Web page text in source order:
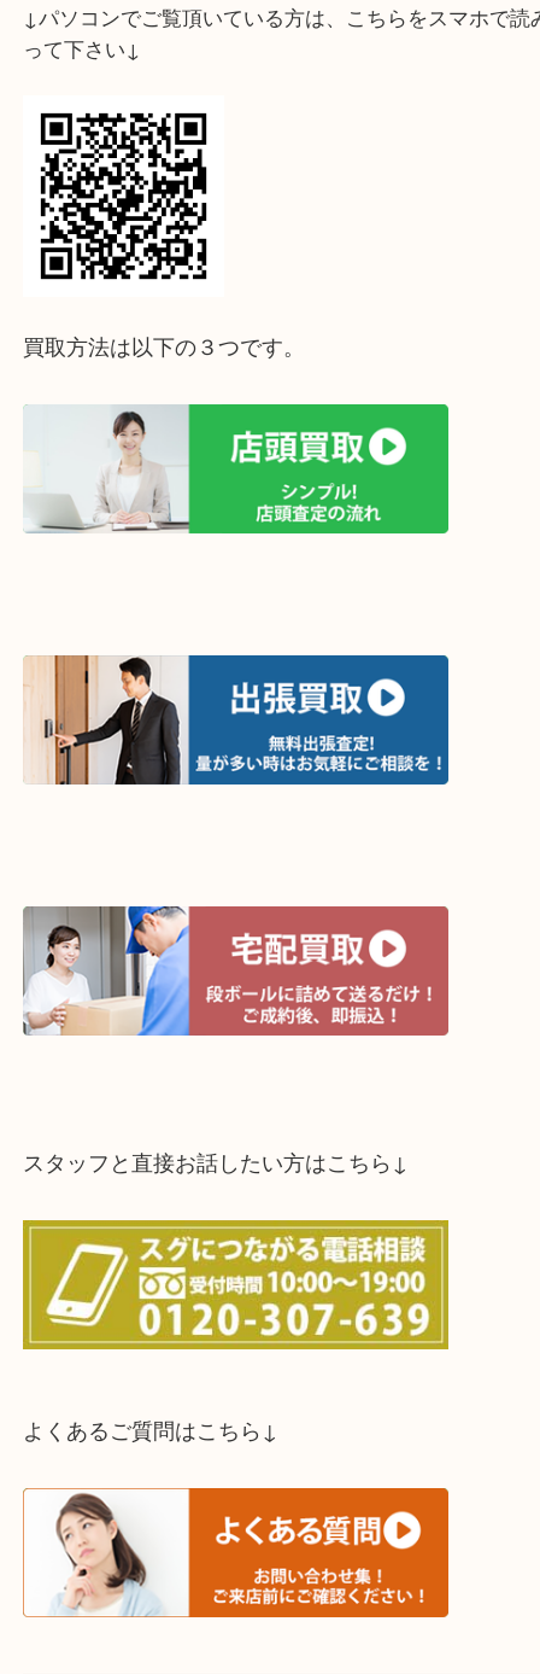
こちら Pt900 エメラルド1.29ct ダイヤリングにな
ＯＫです。
ご自宅で使われなくなったアクセサリーやバッグ
せんか。
1点からでも無料で査定致します！
ぜひお気軽にご相談くださいませ！
ホームページ特典は下記バナーよりご確認ください
ライン査定始めました☆お友だち登録お願いしま
↓スマホでご覧頂いている方はこちらをタップ↓
↓パソコンでご覧頂いている方は、こちらをスマホ
って下さい↓
買取方法は以下の３つです。